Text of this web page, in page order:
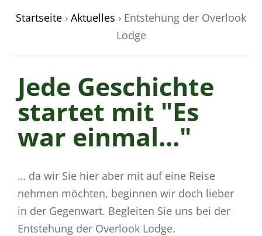
Startseite › Aktuelles › Entstehung der Overlook
Lodge
Jede Geschichte
startet mit "Es
war einmal..."
… da wir Sie hier aber mit auf eine Reise
nehmen möchten, beginnen wir doch lieber
in der Gegenwart. Begleiten Sie uns bei der
Entstehung der Overlook Lodge.